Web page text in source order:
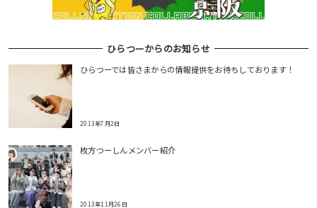
ひらつーからのお知らせ
ひらつーでは皆さまからの情報提供をお待ちしております！
2013年7月2日
枚方つーしんメンバー紹介
2013年11月26日